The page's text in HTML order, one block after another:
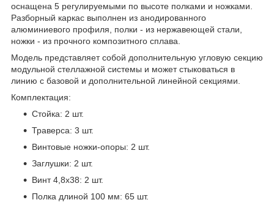
оснащена 5 регулируемыми по высоте полками и ножками.
Разборный каркас выполнен из анодированного
алюминиевого профиля, полки - из нержавеющей стали,
ножки - из прочного композитного сплава.
Модель представляет собой дополнительную угловую секцию
модульной стеллажной системы и может стыковаться в
линию с базовой и дополнительной линейной секциями.
Комплектация:
Стойка: 2 шт.
Траверса: 3 шт.
Винтовые ножки-опоры: 2 шт.
Заглушки: 2 шт.
Винт 4,8x38: 2 шт.
Полка длиной 100 мм: 65 шт.